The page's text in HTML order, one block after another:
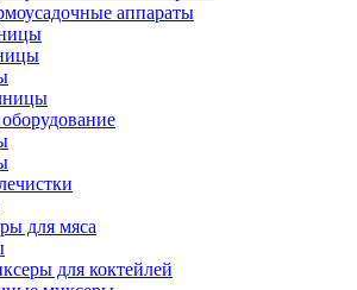
аппараты
для мяса
для коктейлей